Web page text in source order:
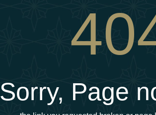
Sorry, Page